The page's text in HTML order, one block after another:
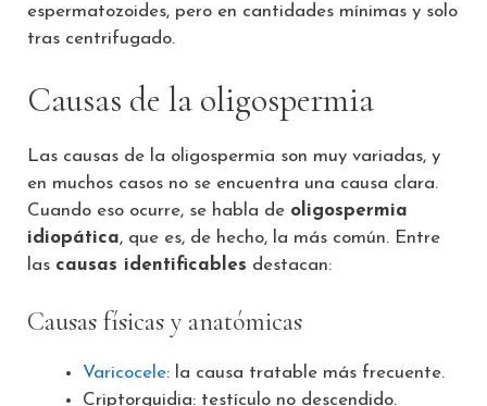
espermatozoides, pero en cantidades mínimas y solo
tras centrifugado.
Causas de la oligospermia
Las causas de la oligospermia son muy variadas, y
en muchos casos no se encuentra una causa clara.
Cuando eso ocurre, se habla de oligospermia
idiopática, que es, de hecho, la más común. Entre
las causas identificables destacan:
Causas físicas y anatómicas
Varicocele: la causa tratable más frecuente.
Criptorquidia: testículo no descendido.